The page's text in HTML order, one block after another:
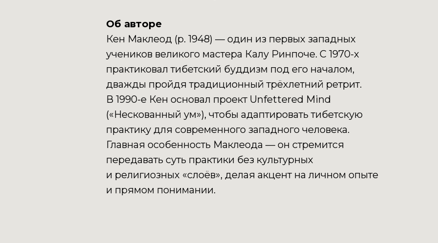
Об авторе
Кен Маклеод (р. 1948) — один из первых западных
учеников великого мастера Калу Ринпоче. С 1970-х
практиковал тибетский буддизм под его началом,
дважды пройдя традиционный трёхлетний ретрит.
В 1990-е Кен основал проект Unfettered Mind
(«Нескованный ум»), чтобы адаптировать тибетскую
практику для современного западного человека.
Главная особенность Маклеода — он стремится
передавать суть практики без культурных
и религиозных «слоёв», делая акцент на личном опыте
и прямом понимании.